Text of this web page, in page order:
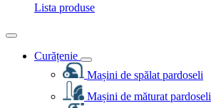
Lista produse
Curățenie
Mașini de spălat pardoseli
Mașini de măturat pardoseli